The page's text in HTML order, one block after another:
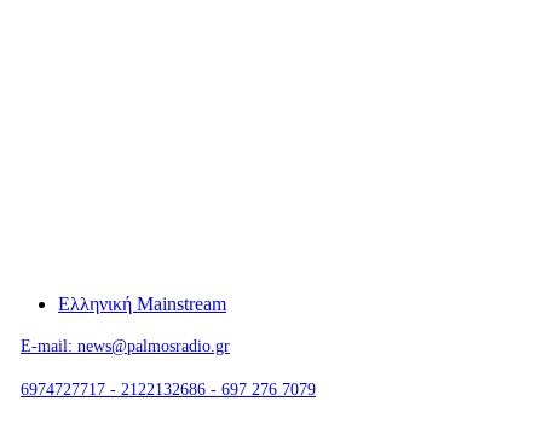
Ελληνική Mainstream
E-mail: news@palmosradio.gr
6974727717 - 2122132686 - 697 276 7079